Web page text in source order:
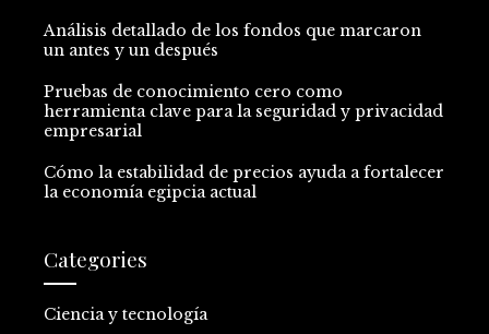
Análisis detallado de los fondos que marcaron
un antes y un después
Pruebas de conocimiento cero como
herramienta clave para la seguridad y privacidad
empresarial
Cómo la estabilidad de precios ayuda a fortalecer
la economía egipcia actual
Categories
Ciencia y tecnología